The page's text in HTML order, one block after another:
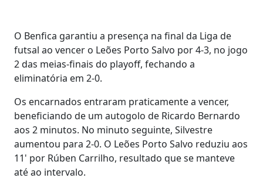
O Benfica garantiu a presença na final da Liga de
futsal ao vencer o Leões Porto Salvo por 4-3, no jogo
2 das meias-finais do playoff, fechando a
eliminatória em 2-0.
Os encarnados entraram praticamente a vencer,
beneficiando de um autogolo de Ricardo Bernardo
aos 2 minutos. No minuto seguinte, Silvestre
aumentou para 2-0. O Leões Porto Salvo reduziu aos
11' por Rúben Carrilho, resultado que se manteve
até ao intervalo.